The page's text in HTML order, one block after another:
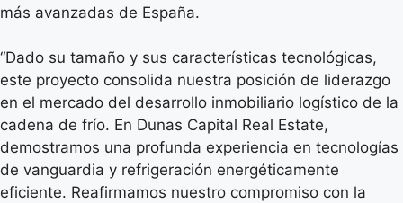
más avanzadas de España.
“Dado su tamaño y sus características tecnológicas,
este proyecto consolida nuestra posición de liderazgo
en el mercado del desarrollo inmobiliario logístico de la
cadena de frío. En Dunas Capital Real Estate,
demostramos una profunda experiencia en tecnologías
de vanguardia y refrigeración energéticamente
eficiente. Reafirmamos nuestro compromiso con la